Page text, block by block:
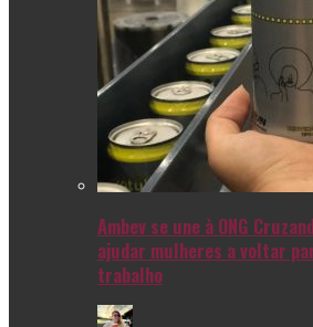
Ambev se une à ONG
ajudar mulheres a voltar
trabalho